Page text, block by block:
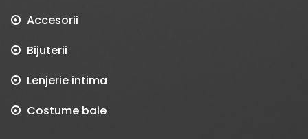
Accesorii
Bijuterii
Lenjerie intima
Costume baie